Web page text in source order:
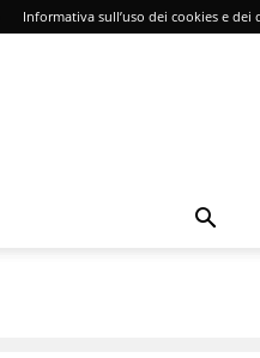
Informativa sull’uso dei cookies e dei